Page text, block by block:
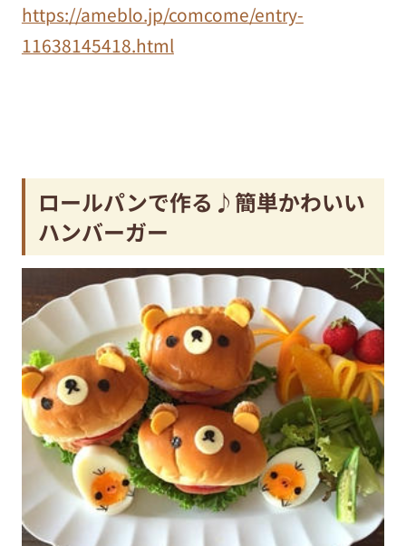
https://ameblo.jp/comcome/entry-
11638145418.html
ロールパンで作る♪簡単かわいい
ハンバーガー